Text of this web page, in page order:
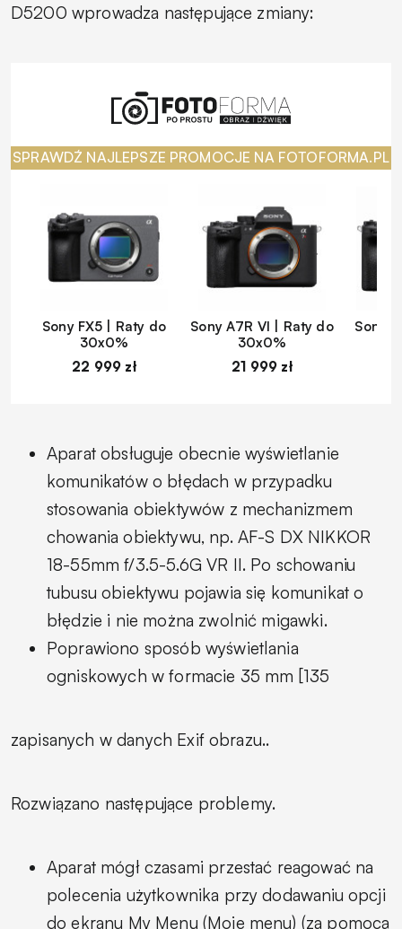
D5200 wprowadza następujące zmiany:
SPRAWDŹ NAJLEPSZE PROMOCJE NA FOTOFORMA.PL
Sony FX5 | Raty do
30x0%
22 999 zł
Sony A7R VI | Raty do
30x0%
21 999 zł
Sony
Aparat obsługuje obecnie wyświetlanie
komunikatów o błędach w przypadku
stosowania obiektywów z mechanizmem
chowania obiektywu, np. AF-S DX NIKKOR
18-55mm f/3.5-5.6G VR II. Po schowaniu
tubusu obiektywu pojawia się komunikat o
błędzie i nie można zwolnić migawki.
Poprawiono sposób wyświetlania
ogniskowych w formacie 35 mm [135
zapisanych w danych Exif obrazu..
Rozwiązano następujące problemy.
Aparat mógł czasami przestać reagować na
polecenia użytkownika przy dodawaniu opcji
do ekranu My Menu (Moje menu) (za pomocą